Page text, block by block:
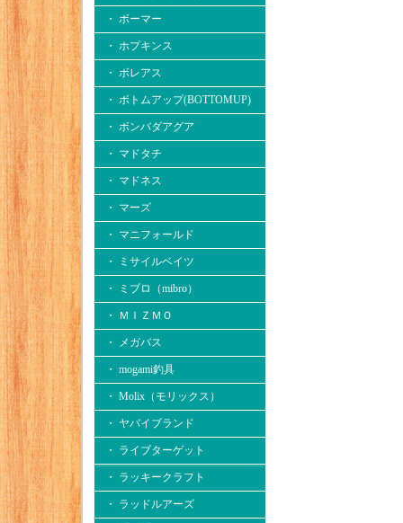
・ ボーマー
・ ホプキンス
・ ボレアス
・ ボトムアップ(BOTTOMUP)
・ ボンバダアグア
・ マドタチ
・ マドネス
・ マーズ
・ マニフォールド
・ ミサイルベイツ
・ ミブロ（mibro）
・ ＭＩＺＭＯ
・ メガバス
・ mogami釣具
・ Molix（モリックス）
・ ヤバイブランド
・ ライブターゲット
・ ラッキークラフト
・ ラッドルアーズ